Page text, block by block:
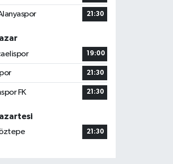
21:30
19:00
21:30
FK 21:30
21:30